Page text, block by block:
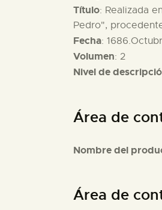
Título: Realizada
Pedro",
Fecha:
Volumen: 2
Nivel de
Área de
Nombre del
Área de